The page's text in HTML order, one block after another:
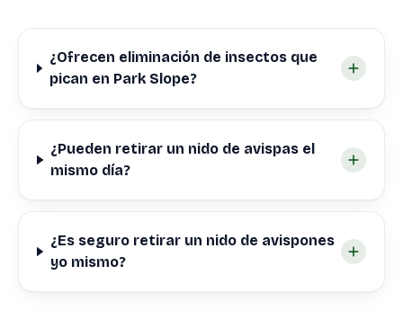
¿Ofrecen eliminación de insectos que
pican en Park Slope?
¿Pueden retirar un nido de avispas el
mismo día?
¿Es seguro retirar un nido de avispones
yo mismo?